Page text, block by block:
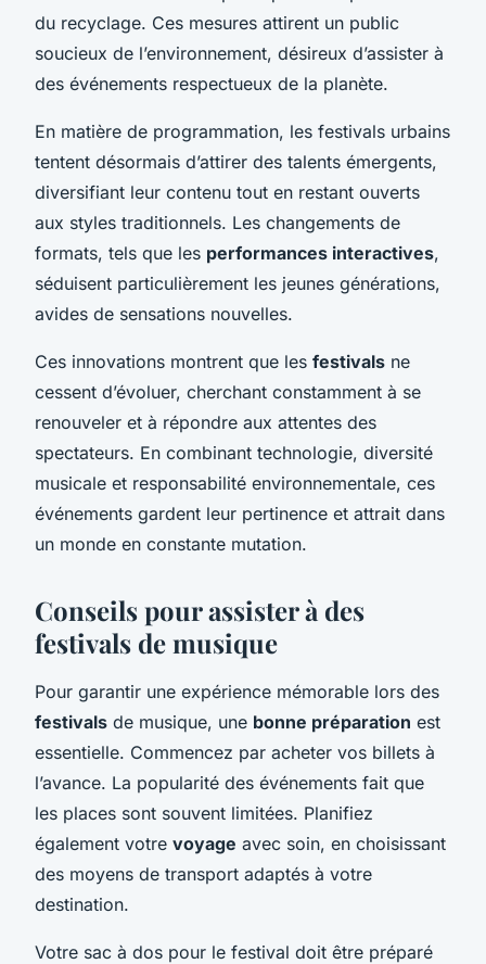
du recyclage. Ces mesures attirent un public
soucieux de l’environnement, désireux d’assister à
des événements respectueux de la planète.
En matière de programmation, les festivals urbains
tentent désormais d’attirer des talents émergents,
diversifiant leur contenu tout en restant ouverts
aux styles traditionnels. Les changements de
formats, tels que les performances interactives,
séduisent particulièrement les jeunes générations,
avides de sensations nouvelles.
Ces innovations montrent que les festivals ne
cessent d’évoluer, cherchant constamment à se
renouveler et à répondre aux attentes des
spectateurs. En combinant technologie, diversité
musicale et responsabilité environnementale, ces
événements gardent leur pertinence et attrait dans
un monde en constante mutation.
Conseils pour assister à des
festivals de musique
Pour garantir une expérience mémorable lors des
festivals de musique, une bonne préparation est
essentielle. Commencez par acheter vos billets à
l’avance. La popularité des événements fait que
les places sont souvent limitées. Planifiez
également votre voyage avec soin, en choisissant
des moyens de transport adaptés à votre
destination.
Votre sac à dos pour le festival doit être préparé